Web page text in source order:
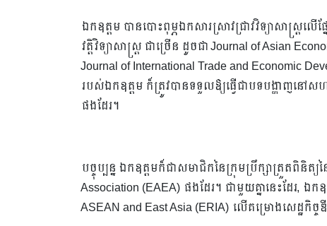
ឯកឧត្តម បានបោះពុម្ភឯកសារស្រាវជ្រាវវិទ្យាសាស្ត្រលើផ្
វត្តិវិទ្យាសាស្ត្រ ជាច្រើន ដូចជា Journal of Asian
Journal of International Trade and Economic
របស់ឯកឧត្តម ក៏ត្រូវបានទទួលឱ្យធ្វើជាបទបង្ហាញនៅ
ផងដែរ។
បច្ចុប្បន្ន ឯកឧត្តមក៏ជាសមាជិកនៃក្រុមប្រឹក្សាត្រួតពិនិត្
Association (EAEA) ផងដែរ។ ជាមួយគ្នានេះដែរ, ឯ
ASEAN and East Asia (ERIA) លើគម្រោងសេដ្ឋកិច្